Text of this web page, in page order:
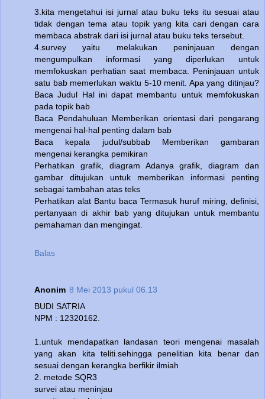
3.kita mengetahui isi jurnal atau buku teks itu sesuai atau
tidak dengan tema atau topik yang kita cari dengan cara
membaca abstrak dari isi jurnal atau buku teks tersebut.
4.survey yaitu melakukan peninjauan dengan
mengumpulkan informasi yang diperlukan untuk
memfokuskan perhatian saat membaca. Peninjauan untuk
satu bab memerlukan waktu 5-10 menit. Apa yang ditinjau?
Baca Judul Hal ini dapat membantu untuk memfokuskan
pada topik bab
Baca Pendahuluan Memberikan orientasi dari pengarang
mengenai hal-hal penting dalam bab
Baca kepala judul/subbab Memberikan gambaran
mengenai kerangka pemikiran
Perhatikan grafik, diagram Adanya grafik, diagram dan
gambar ditujukan untuk memberikan informasi penting
sebagai tambahan atas teks
Perhatikan alat Bantu baca Termasuk huruf miring, definisi,
pertanyaan di akhir bab yang ditujukan untuk membantu
pemahaman dan mengingat.
Balas
Anonim 8 Mei 2013 pukul 06.13
BUDI SATRIA
NPM : 12320162.
1.untuk mendapatkan landasan teori mengenai masalah
yang akan kita teliti.sehingga penelitian kita benar dan
sesuai dengan kerangka berfikir ilmiah
2. metode SQR3
survei atau meninjau